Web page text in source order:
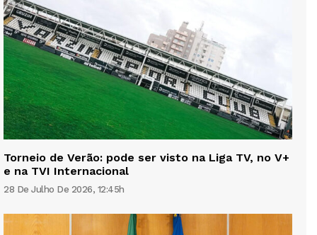
Torneio de Verão: pode ser visto na Liga TV, no V+
e na TVI Internacional
28 De Julho De 2026, 12:45h